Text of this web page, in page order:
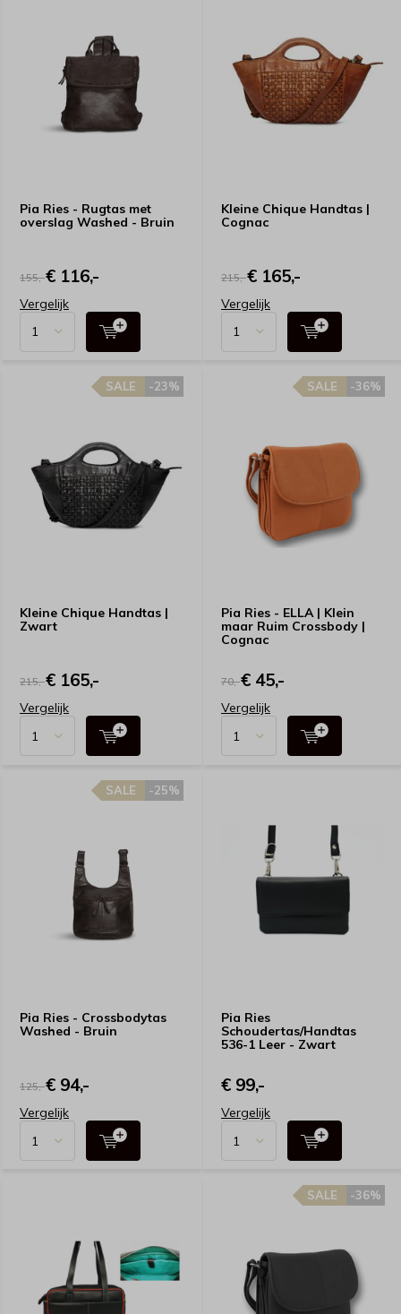
Pia Ries - Rugtas met
overslag Washed - Bruin
155,-€ 116,-
Vergelijk
Kleine Chique Handtas |
Cognac
215,-€ 165,-
Vergelijk
Kleine Chique Handtas |
Zwart
-23%
SALE
215,-€ 165,-
Vergelijk
Pia Ries - ELLA | Klein
maar Ruim Crossbody |
Cognac
-36%
SALE
70,-€ 45,-
Vergelijk
Pia Ries - Crossbodytas
Washed - Bruin
-25%
SALE
125,-€ 94,-
Vergelijk
Pia Ries
Schoudertas/Handtas
536-1 Leer - Zwart
€ 99,-
Vergelijk
-36%
SALE